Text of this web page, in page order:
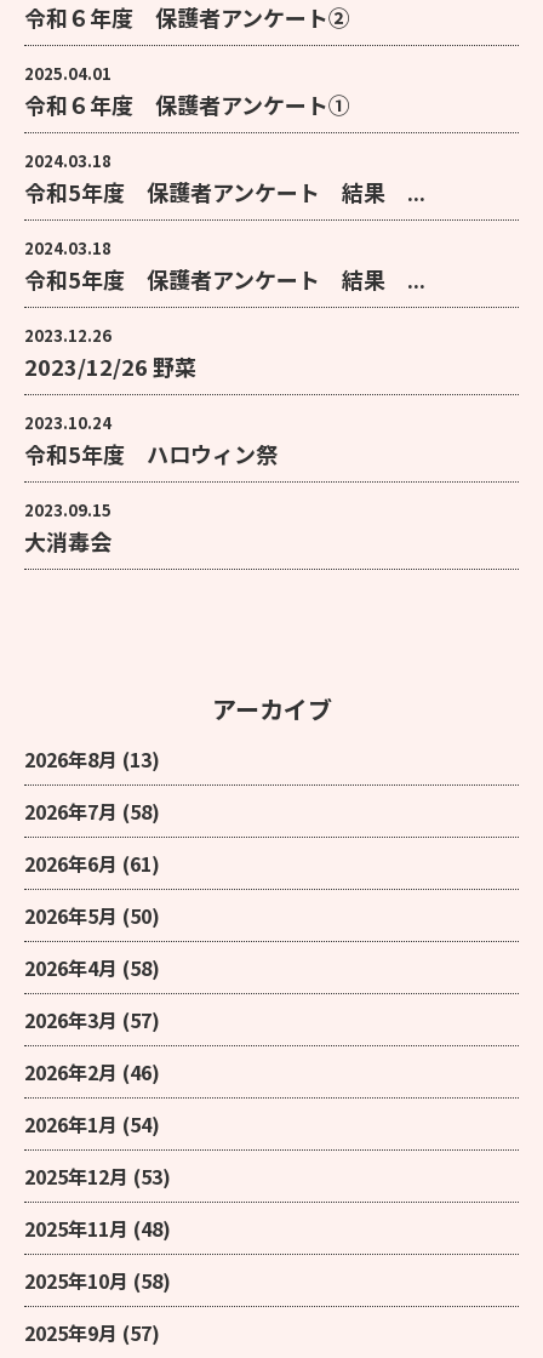
令和６年度 保護者アンケート②
2025.04.01
令和６年度 保護者アンケート①
2024.03.18
令和5年度 保護者アンケート 結果 ...
2024.03.18
令和5年度 保護者アンケート 結果 ...
2023.12.26
2023/12/26 野菜
2023.10.24
令和5年度 ハロウィン祭
2023.09.15
大消毒会
アーカイブ
2026年8月 (13)
2026年7月 (58)
2026年6月 (61)
2026年5月 (50)
2026年4月 (58)
2026年3月 (57)
2026年2月 (46)
2026年1月 (54)
2025年12月 (53)
2025年11月 (48)
2025年10月 (58)
2025年9月 (57)